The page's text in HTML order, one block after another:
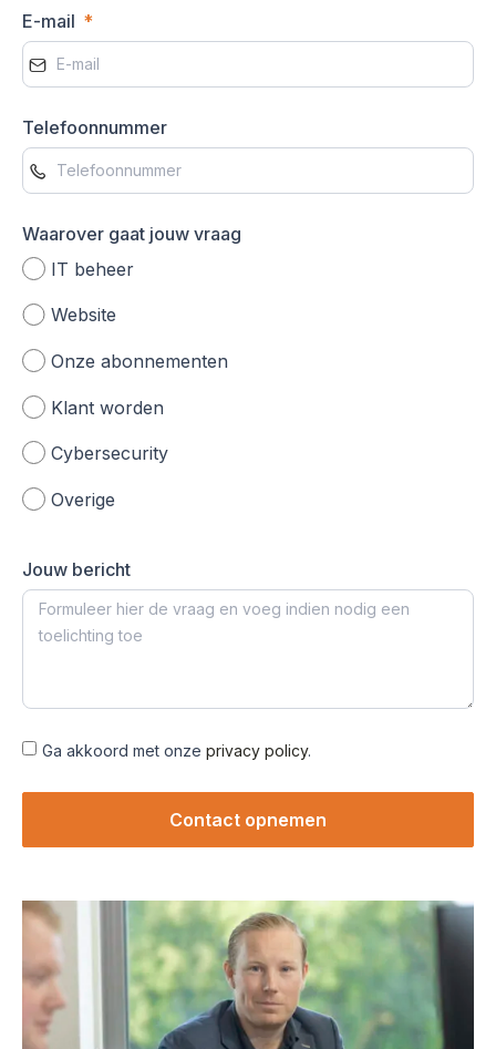
E-mail
Telefoonnummer
Waarover gaat jouw vraag
IT beheer
Website
Onze abonnementen
Klant worden
Cybersecurity
Overige
Jouw bericht
Ga akkoord met onze privacy policy.
Contact opnemen